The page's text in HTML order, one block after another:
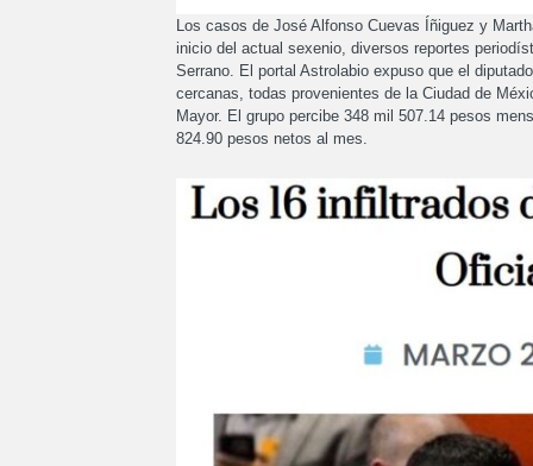
Los casos de José Alfonso Cuevas Íñiguez y
inicio del actual sexenio, diversos reportes
Serrano. El portal Astrolabio expuso que el
cercanas, todas provenientes de la Ciudad de
Mayor. El grupo percibe 348 mil 507.14 pesos
824.90 pesos netos al mes.